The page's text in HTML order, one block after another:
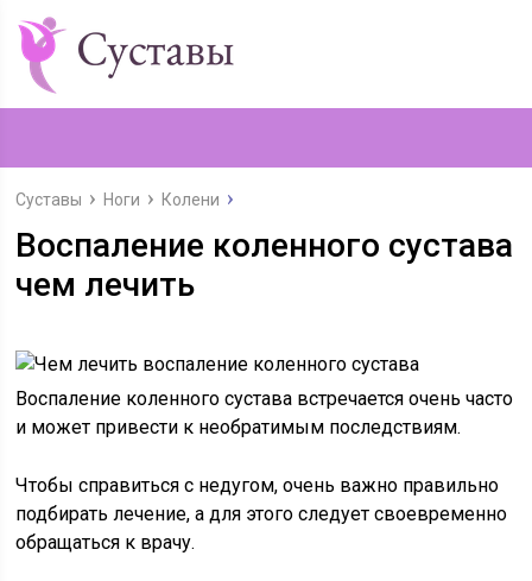
Суставы Ноги Колени
Воспаление коленного сустава
чем лечить
Воспаление коленного сустава встречается очень часто
и может привести к необратимым последствиям.
Чтобы справиться с недугом, очень важно правильно
подбирать лечение, а для этого следует своевременно
обращаться к врачу.